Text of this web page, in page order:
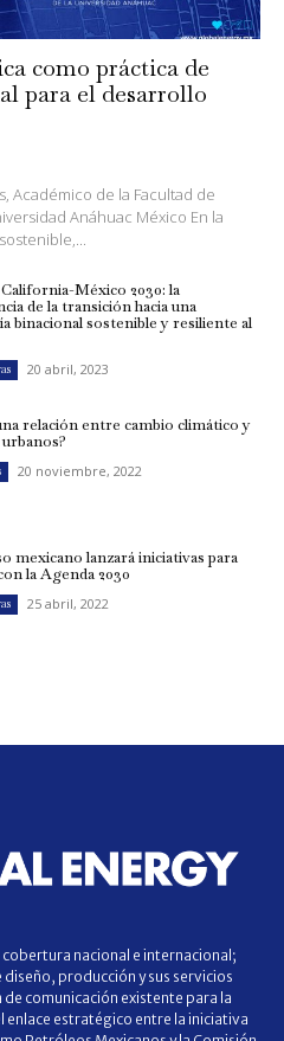
como práctica de
para el desarrollo
Académico de la Facultad de
Anáhuac México En la
México 2030: la
de la transición hacia una
binacional sostenible y resiliente al
20 abril, 2023
relación entre cambio climático y
20 noviembre, 2022
mexicano lanzará iniciativas para
la Agenda 2030
25 abril, 2022
nacional e internacional;
producción y sus servicios
comunicación existente para la
enlace estratégico entre la iniciativa